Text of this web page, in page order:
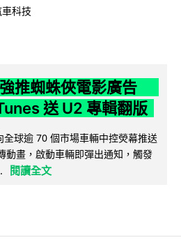
科技
推蜘蛛俠電影廣告
送 U2 專輯翻版
球逾 70 個市場車輛中控熒幕推送
動畫，啟動車輛即彈出通知，觸發
閱讀全文